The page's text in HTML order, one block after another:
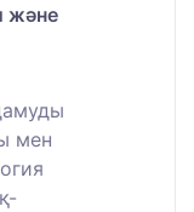
және
мен